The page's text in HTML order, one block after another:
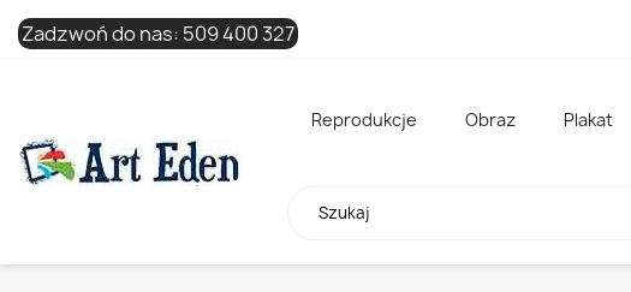
Zadzwoń do nas: 509 400 327
Reprodukcje Obraz Plakat